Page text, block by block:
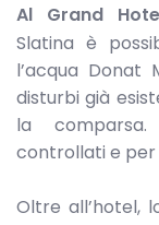
Al Grand
Slatina è
l’acqua Donat
disturbi già
la
controllati e per
Oltre all’hotel,